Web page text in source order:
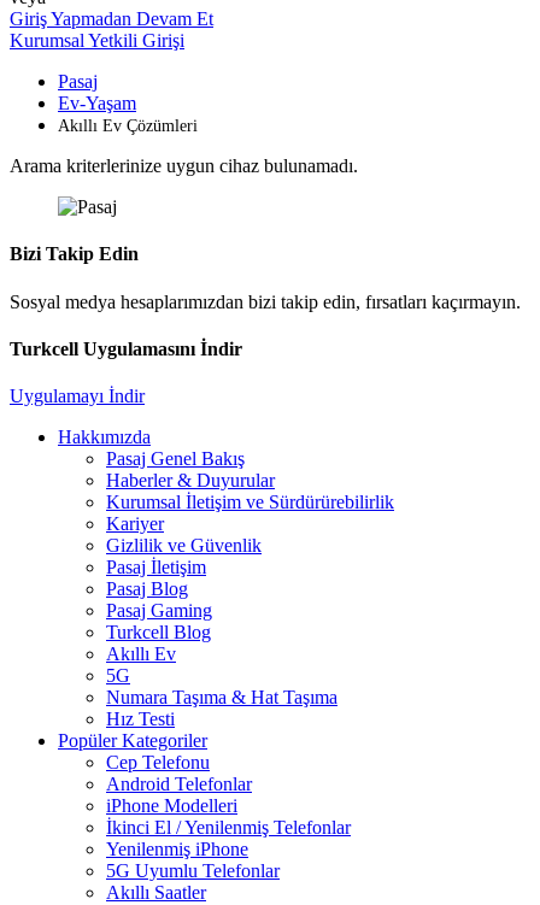
Giriş Yapmadan Devam Et
Kurumsal Yetkili Girişi
Pasaj
Ev-Yaşam
Akıllı Ev Çözümleri
Arama kriterlerinize uygun cihaz bulunamadı.
Bizi Takip Edin
Sosyal medya hesaplarımızdan bizi takip edin, fırsatları kaçırmayın.
Turkcell Uygulamasını İndir
Uygulamayı İndir
Hakkımızda
Pasaj Genel Bakış
Haberler & Duyurular
Kurumsal İletişim ve Sürdürürebilirlik
Kariyer
Gizlilik ve Güvenlik
Pasaj İletişim
Pasaj Blog
Pasaj Gaming
Turkcell Blog
Akıllı Ev
5G
Numara Taşıma & Hat Taşıma
Hız Testi
Popüler Kategoriler
Cep Telefonu
Android Telefonlar
iPhone Modelleri
İkinci El / Yenilenmiş Telefonlar
Yenilenmiş iPhone
5G Uyumlu Telefonlar
Akıllı Saatler